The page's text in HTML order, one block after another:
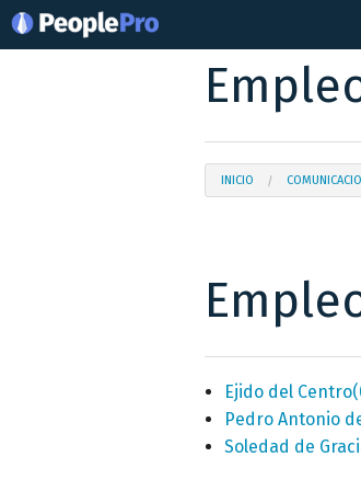
INICIO
Ejido del Centro
Pedro Antonio
Soledad de